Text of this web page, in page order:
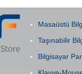
Masaüstü
Taşınabilir
Bilgisayar